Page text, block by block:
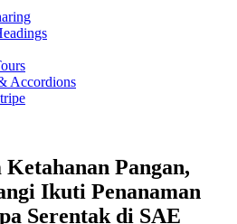
Accordions
Pangan,
Ikuti Penanaman
Serentak di SAE